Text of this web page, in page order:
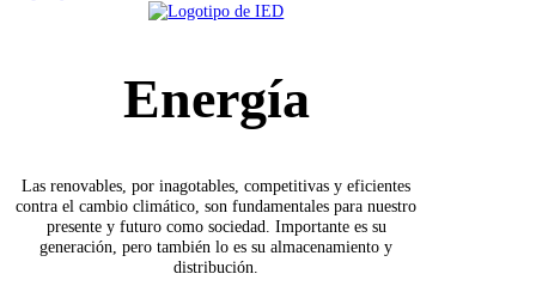
Energía
Las renovables, por inagotables, competitivas y eficientes
contra el cambio climático, son fundamentales para nuestro
presente y futuro como sociedad. Importante es su
generación, pero también lo es su almacenamiento y
distribución.